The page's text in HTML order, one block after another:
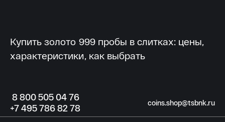
Купить золото 999 пробы в слитках: цены,
характеристики, как выбрать
8800 50504 76
+7495 78682 78 coins.shop@tsbnk.ru